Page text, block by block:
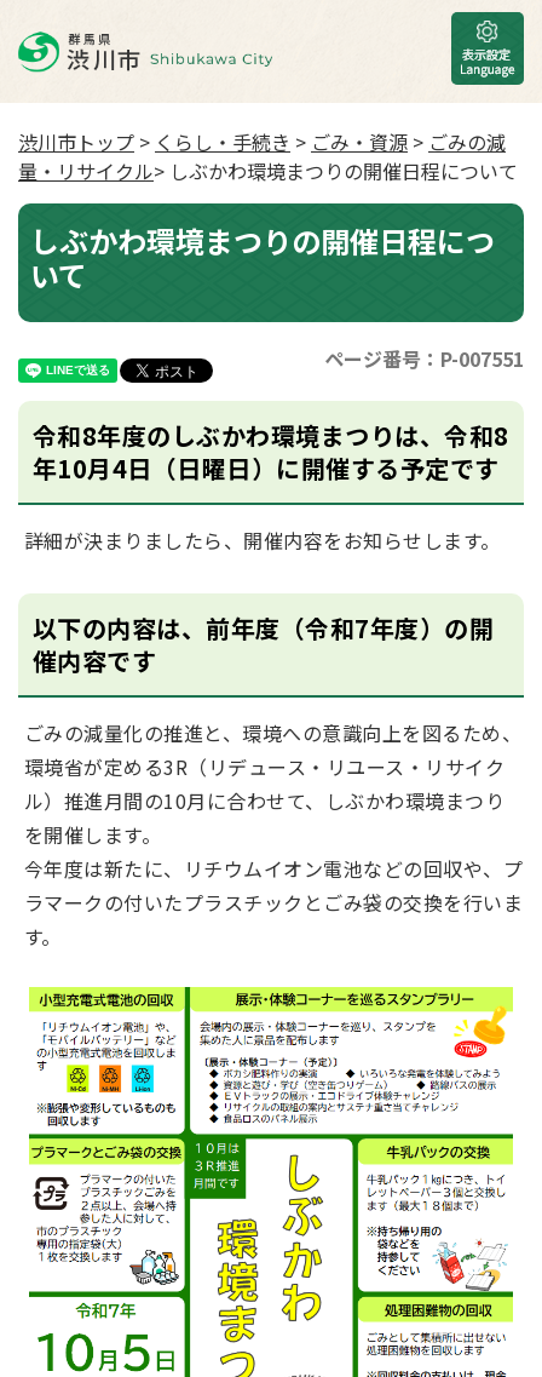
渋川市トップ > くらし・手続き > ごみ・資源 > ごみの減
量・リサイクル> しぶかわ環境まつりの開催日程について
しぶかわ環境まつりの開催日程につ
いて
ページ番号：P-007551
令和8年度のしぶかわ環境まつりは、令和8
年10月4日（日曜日）に開催する予定です
詳細が決まりましたら、開催内容をお知らせします。
以下の内容は、前年度（令和7年度）の開
催内容です
ごみの減量化の推進と、環境への意識向上を図るため、
環境省が定める3R（リデュース・リユース・リサイク
ル）推進月間の10月に合わせて、しぶかわ環境まつり
を開催します。
今年度は新たに、リチウムイオン電池などの回収や、プ
ラマークの付いたプラスチックとごみ袋の交換を行いま
す。